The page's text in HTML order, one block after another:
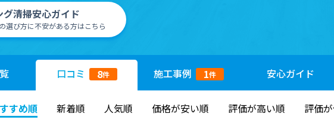
グ清掃安心ガイド
選び方に不安がある方はこちら
口コミ 8件 施工事例 1件 安心ガイド
すめ順 新着順 人気順 価格が安い順 評価が高い順 評価